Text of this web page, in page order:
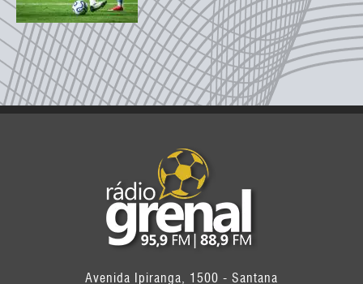
Avenida Ipiranga, 1500 - Santana